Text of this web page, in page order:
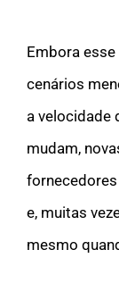
Embora
cenários
a velocidade
mudam,
e, muitas
mesmo